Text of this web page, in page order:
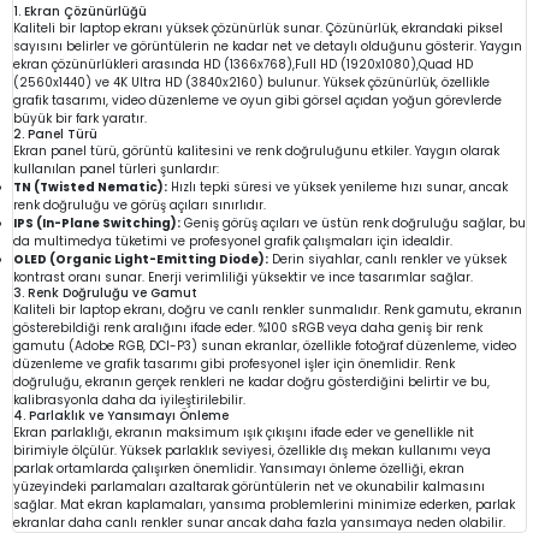
1. Ekran Çözünürlüğü
Kaliteli bir laptop ekranı yüksek çözünürlük sunar. Çözünürlük, ekrandaki piksel
sayısını belirler ve görüntülerin ne kadar net ve detaylı olduğunu gösterir. Yaygın
ekran çözünürlükleri arasında HD (1366x768),Full HD (1920x1080),Quad HD
(2560x1440) ve 4K Ultra HD (3840x2160) bulunur. Yüksek çözünürlük, özellikle
grafik tasarımı, video düzenleme ve oyun gibi görsel açıdan yoğun görevlerde
büyük bir fark yaratır.
2. Panel Türü
Ekran panel türü, görüntü kalitesini ve renk doğruluğunu etkiler. Yaygın olarak
kullanılan panel türleri şunlardır:
TN (Twisted Nematic): Hızlı tepki süresi ve yüksek yenileme hızı sunar, ancak
renk doğruluğu ve görüş açıları sınırlıdır.
IPS (In-Plane Switching): Geniş görüş açıları ve üstün renk doğruluğu sağlar, bu
da multimedya tüketimi ve profesyonel grafik çalışmaları için idealdir.
OLED (Organic Light-Emitting Diode): Derin siyahlar, canlı renkler ve yüksek
kontrast oranı sunar. Enerji verimliliği yüksektir ve ince tasarımlar sağlar.
3. Renk Doğruluğu ve Gamut
Kaliteli bir laptop ekranı, doğru ve canlı renkler sunmalıdır. Renk gamutu, ekranın
gösterebildiği renk aralığını ifade eder. %100 sRGB veya daha geniş bir renk
gamutu (Adobe RGB, DCI-P3) sunan ekranlar, özellikle fotoğraf düzenleme, video
düzenleme ve grafik tasarımı gibi profesyonel işler için önemlidir. Renk
doğruluğu, ekranın gerçek renkleri ne kadar doğru gösterdiğini belirtir ve bu,
kalibrasyonla daha da iyileştirilebilir.
4. Parlaklık ve Yansımayı Önleme
Ekran parlaklığı, ekranın maksimum ışık çıkışını ifade eder ve genellikle nit
birimiyle ölçülür. Yüksek parlaklık seviyesi, özellikle dış mekan kullanımı veya
parlak ortamlarda çalışırken önemlidir. Yansımayı önleme özelliği, ekran
yüzeyindeki parlamaları azaltarak görüntülerin net ve okunabilir kalmasını
sağlar. Mat ekran kaplamaları, yansıma problemlerini minimize ederken, parlak
ekranlar daha canlı renkler sunar ancak daha fazla yansımaya neden olabilir.